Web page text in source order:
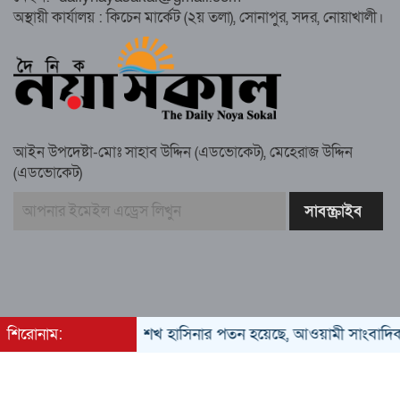
গাউসিয়া কমিটির সম্পাদক কামাল হোসাইনের
স্মরণ সভায় মিলাদ ও দোয়া
কামরুল কাননের ছবি বিকৃত করে অপপ্রচারের
বাংলাদেশ আজ দুই ভাগে বিভক্ত—একটি
অস্থায়ী কার্যালয় : কিচেন মার্কেট (২য় তলা), সোনাপুর, সদর, নোয়াখালী।
আইন উপদেষ্টা-মোঃ সাহাব উদ্দিন (এডভোকেট), মেহেরাজ উদ্দিন
(এডভোকেট)
শিরোনাম: শেখ হাসিনার পতন হয়েছে, আওয়ামী সাংবাদিক-
All rights reserved © 2022